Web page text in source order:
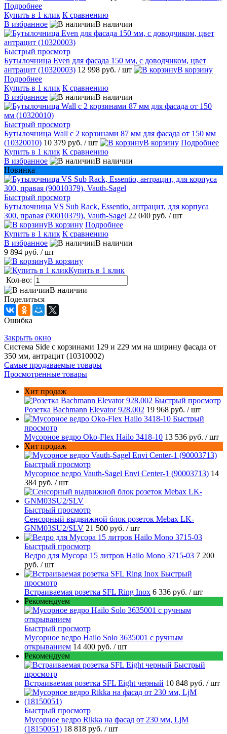
Подробнее
Купить в 1 клик К сравнению
В избранное
В наличии
Быстрый просмотр
Бутылочница Even для фасада 150 мм, с доводчиком, цвет
антрацит (10320003) 12 998 руб. / шт
В корзину
Подробнее
Купить в 1 клик К сравнению
В избранное
В наличии
Быстрый просмотр
Бутылочница Wall с 2 корзинами 87 мм для фасада от 150 мм
(10320010) 10 379 руб. / шт В корзину Подробнее
Купить в 1 клик К сравнению
В избранное
В наличии
Новинка
Быстрый просмотр
Бутылочница VS Sub Rack, Essentio, антрацит, для корпуса
300, правая (90010379), Vauth-Sagel 22 040 руб. / шт
В корзину Подробнее
Купить в 1 клик К сравнению
В избранное
В наличии
9 894 руб. / шт
В корзину
Купить в 1 клик
Кол-во:
В наличии
Поделиться
Ошибка
Закрыть окно
Система Side c корзинами 129 и 229 мм на ширину фасада от
350 мм, антрацит (10310002)
Самые продаваемые товары
Просмотренные товары
Хит продаж
Быстрый просмотр
Розетка Bachmann Elevator 928.002 19 968 руб. / шт
Быстрый
просмотр
Мусорное ведро Oko-Flex Hailo 3418-10 13 536 руб. / шт
Хит продаж
Быстрый просмотр
Мусорное ведро Vauth-Sagel Envi Center-1 (90003713) 14
384 руб. / шт
Быстрый просмотр
Сенсорный выдвижной блок розеток Mebax LK-
GNM03SU2/SLV 21 500 руб. / шт
Быстрый просмотр
Ведро для Мусора 15 литров Hailo Mono 3715-03 7 200
руб. / шт
Быстрый
просмотр
Встраиваемая розетка SFL Ring Inox 6 336 руб. / шт
Рекомендуем
Быстрый просмотр
Мусорное ведро Hailo Solo 3635001 c ручным
открыванием 14 400 руб. / шт
Рекомендуем
Быстрый
просмотр
Встраиваемая розетка SFL Eight черный 10 848 руб. / шт
Быстрый просмотр
Мусорное ведро Rikka на фасад от 230 мм, LjM
(18150051) 18 818 руб. / шт